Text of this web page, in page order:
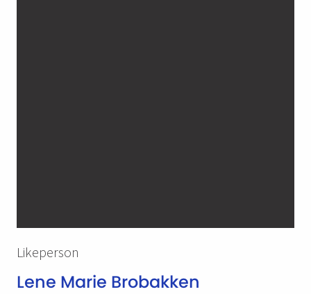
Likeperson
Lene Marie Brobakken